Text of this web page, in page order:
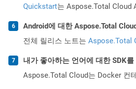
Quickstart는 Aspose.Total Cloud
Android에 대한 Aspose.Total
전체 릴리스 노트는 Aspose.Total
내가 좋아하는 언어에 대한 SDK
Aspose.Total Cloud는 Docker 컨